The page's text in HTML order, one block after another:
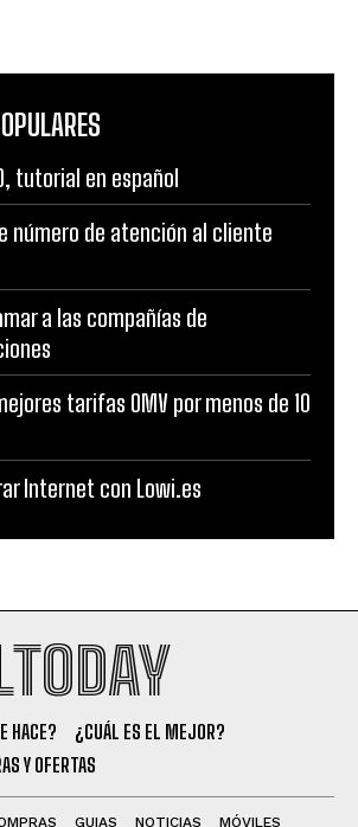
tutorial en español
número de atención al cliente
a las compañías de
tarifas OMV por menos de 10
Internet con Lowi.es
HACE?
¿CUÁL ES EL MEJOR?
Y OFERTAS
GUIAS NOTICIAS MÓVILES